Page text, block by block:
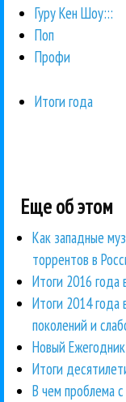
Гуру Кен Шоу:::
Поп
Профи
Итоги года
Еще об этом
Как западные
торрентов в
Итоги 2016 года
Итоги 2014 года
поколений и
Новый
Итоги
В чем проблема